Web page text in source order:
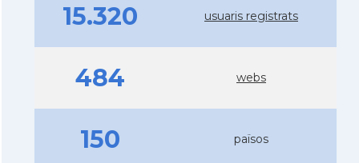
15.320 usuaris registrats
484 webs
150 països